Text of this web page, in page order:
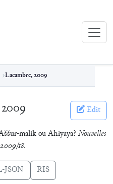
(eBL)
Lacambre, 2009
Edit
malik ou Ahiyaya? Nouvelles
2009/18.
JSON RIS